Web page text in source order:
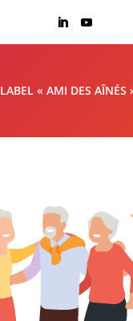
LABEL « AMI DES AÎNÉS